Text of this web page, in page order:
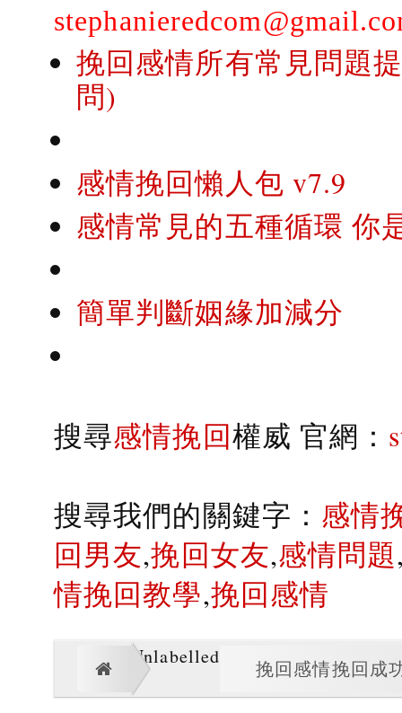
挽回感情所有常見問題
問)
感情挽回懶人包 v7.9
感情常見的五種循環 你
簡單判斷姻緣加減分
搜尋感情挽回權威 官網：
搜尋我們的關鍵字： 感情
回男友,挽回女友,感情問題
情挽回教學,挽回感情
Unlabelled
挽回感情挽回成